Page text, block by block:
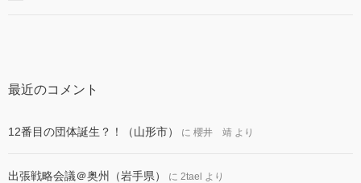
最近のコメント
12番目の団体誕生？！（山形市） に 櫻井 靖 より
出張戦略会議＠奥州（岩手県） に 2tael より